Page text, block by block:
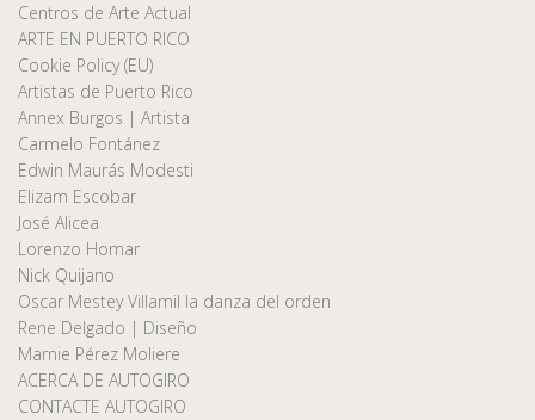
Centros de Arte Actual
ARTE EN PUERTO RICO
Cookie Policy (EU)
Artistas de Puerto Rico
Annex Burgos | Artista
Carmelo Fontánez
Edwin Maurás Modesti
Elizam Escobar
José Alicea
Lorenzo Homar
Nick Quijano
Oscar Mestey Villamil la danza del orden
Rene Delgado | Diseño
Marnie Pérez Moliere
ACERCA DE AUTOGIRO
CONTACTE AUTOGIRO